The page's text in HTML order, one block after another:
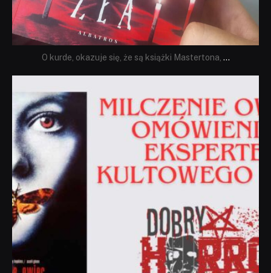
O kurde, okazuje się, że są książki Mastertona, ...